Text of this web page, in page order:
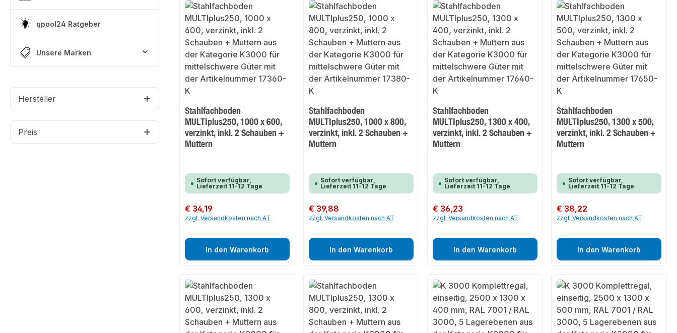
qpool24 Ratgeber
Unsere Marken
Hersteller
Preis
Stahlfachboden
MULTIplus250, 1000 x 600,
verzinkt, inkl. 2 Schauben +
Muttern
Sofort verfügbar,
Lieferzeit 11-12 Tage
Regulärer Preis:
€ 34,19
zzgl. Versandkosten nach AT
In den Warenkorb
Stahlfachboden
MULTIplus250, 1000 x 800,
verzinkt, inkl. 2 Schauben +
Muttern
Sofort verfügbar,
Lieferzeit 11-12 Tage
Regulärer Preis:
€ 39,88
zzgl. Versandkosten nach AT
In den Warenkorb
Stahlfachboden
MULTIplus250, 1300 x 400,
verzinkt, inkl. 2 Schauben +
Muttern
Sofort verfügbar,
Lieferzeit 11-12 Tage
Regulärer Preis:
€ 36,23
zzgl. Versandkosten nach AT
In den Warenkorb
Stahlfachboden
MULTIplus250, 1300 x 500,
verzinkt, inkl. 2 Schauben +
Muttern
Sofort verfügbar,
Lieferzeit 11-12 Tage
Regulärer Preis:
€ 38,22
zzgl. Versandkosten nach AT
In den Warenkorb